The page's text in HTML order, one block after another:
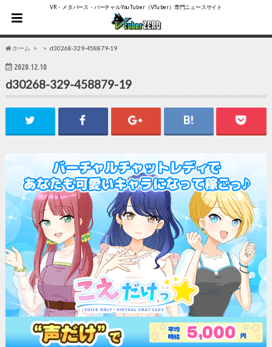
VR・メタバース・バーチャルYouTuber（VTuber）専門ニュースサイト
ホーム d30268-329-458879-19
2020.12.10
d30268-329-458879-19